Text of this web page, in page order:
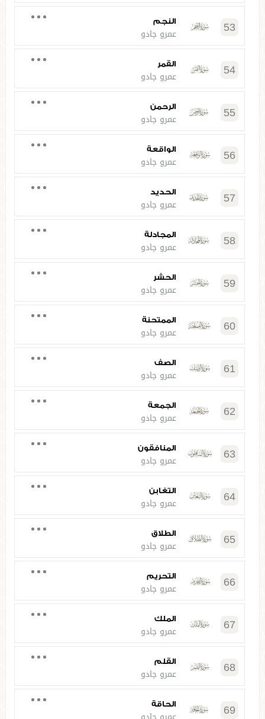
53 النجم
عمرو جادو
54 القمر
عمرو جادو
55 الرحمن
عمرو جادو
56 الواقعة
عمرو جادو
57 الحديد
عمرو جادو
58 المجادلة
عمرو جادو
59 الحشر
عمرو جادو
60 الممتحنة
عمرو جادو
61 الصف
عمرو جادو
62 الجمعة
عمرو جادو
63 المنافقون
عمرو جادو
64 التغابن
عمرو جادو
65 الطلاق
عمرو جادو
66 التحريم
عمرو جادو
67 الملك
عمرو جادو
68 القلم
عمرو جادو
69 الحاقة